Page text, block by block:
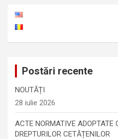
Postări recente
NOUTĂȚI
28 iulie 2026
ACTE NORMATIVE ADOPTATE
DREPTURILOR CETĂȚENILOR